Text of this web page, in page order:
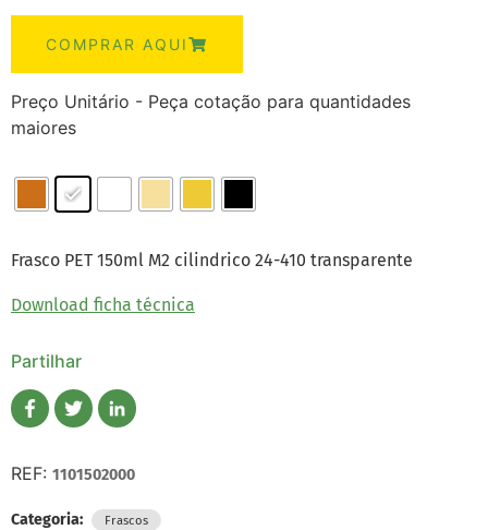
COMPRAR AQUI
Preço Unitário - Peça cotação para quantidades
maiores
Frasco PET 150ml M2 cilindrico 24-410 transparente
Download ficha técnica
Partilhar
REF: 1101502000
Categoria: Frascos